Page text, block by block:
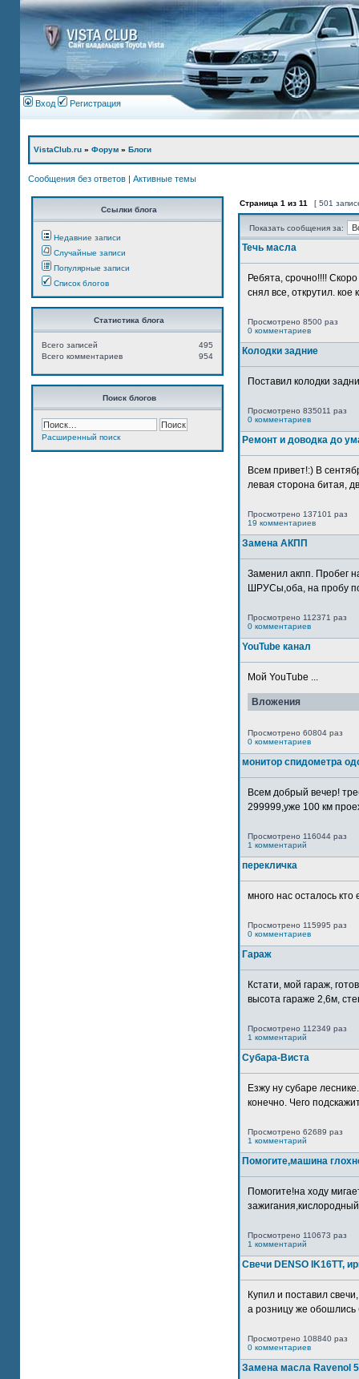
Вход Регистрация
VistaClub.ru » Форум » Блоги
Сообщения без ответов | Активные темы
Ссылки блога
Недавние записи
Случайные записи
Популярные записи
Список блогов
Статистика блога
495
Всего записей
954
Всего комментариев
Поиск блогов
Расширенный поиск
Страница 1 из 11 [ 501
Показать сообщения за:
Течь масла
Ребята, срочно!!!!
снял все, открутил. кое
Просмотрено 8500 раз
0 комментариев
Колодки задние
Поставил колодки
Просмотрено 835011 раз
0 комментариев
Ремонт и доводка до
Всем привет!:) В
левая сторона битая,
Просмотрено 137101 раз
19 комментариев
Замена АКПП
Заменил акпп. Пробег
ШРУСы,оба, на пробу
Просмотрено 112371 раз
0 комментариев
YouTube канал
Мой YouTube ...
Вложения
Просмотрено 60804 раз
0 комментариев
монитор спидометра
Всем добрый вечер!
299999,уже 100 км
Просмотрено 116044 раз
1 комментарий
перекличка
много нас осталось
Просмотрено 115995 раз
0 комментариев
Гараж
Кстати, мой гараж,
высота гараже 2,6м,
Просмотрено 112349 раз
1 комментарий
Субара-Виста
Езжу ну субаре
конечно. Чего
Просмотрено 62689 раз
1 комментарий
Помогите,машина
Помогите!на ходу
Просмотрено 110673 раз
1 комментарий
Свечи DENSO IK16TT,
Купил и поставил
а розницу же обошлись
Просмотрено 108840 раз
0 комментариев
Замена масла Ravenol